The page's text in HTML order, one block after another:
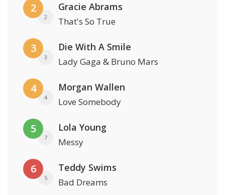
2
2
Gracie Abrams
That's So True
3
3
Die With A Smile
Lady Gaga & Bruno Mars
4
4
Morgan Wallen
Love Somebody
5
7
Lola Young
Messy
6
5
Teddy Swims
Bad Dreams